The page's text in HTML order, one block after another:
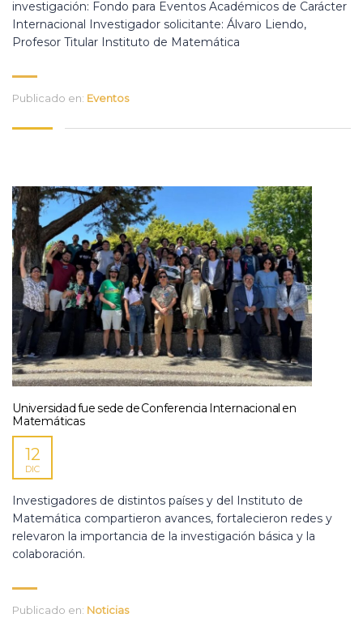
investigación: Fondo para Eventos Académicos de Carácter
Internacional Investigador solicitante: Álvaro Liendo,
Profesor Titular Instituto de Matemática
Publicado en: Eventos
Universidad fue sede de Conferencia Internacional en
Matemáticas
12
DIC
Investigadores de distintos países y del Instituto de
Matemática compartieron avances, fortalecieron redes y
relevaron la importancia de la investigación básica y la
colaboración.
Publicado en: Noticias